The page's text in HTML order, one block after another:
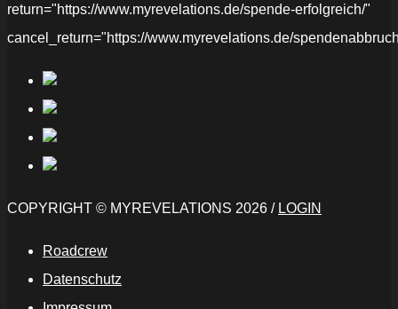
return="https://www.myrevelations.de/spende-erfolgreich/"
cancel_return="https://www.myrevelations.de/
COPYRIGHT © MYREVELATIONS 2026 / LOGIN
Roadcrew
Datenschutz